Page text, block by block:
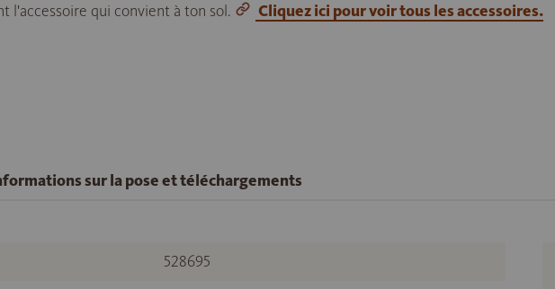
l'accessoire qui convient à ton sol. Cliquez ici pour voir tous les accessoires.
sur la pose et téléchargements
528695